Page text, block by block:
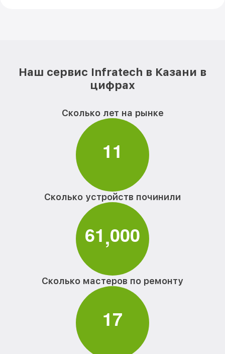
Наш сервис Infratech в Казани в
цифрах
Сколько лет на рынке
11
Сколько устройств починили
61,000
Сколько мастеров по ремонту
17